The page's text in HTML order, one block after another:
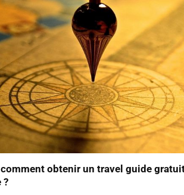
obtenir un travel guide
?